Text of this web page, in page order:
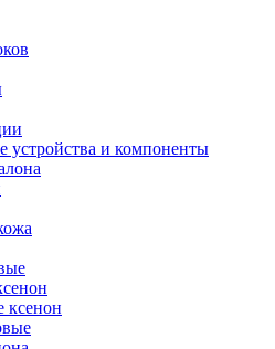
устройства и компоненты
ксенон